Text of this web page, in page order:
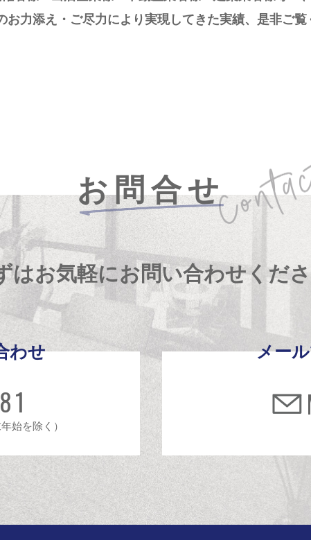
お力添え・ご尽力により実現してきた実績、是非ご覧
お問合せ
はお気軽にお問い合わせくだ
わせ
始を除く）
メー